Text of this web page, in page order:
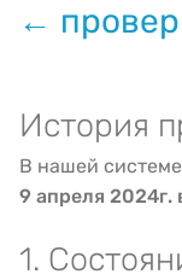
←
История
В нашей
9 апреля 2024г.
1.